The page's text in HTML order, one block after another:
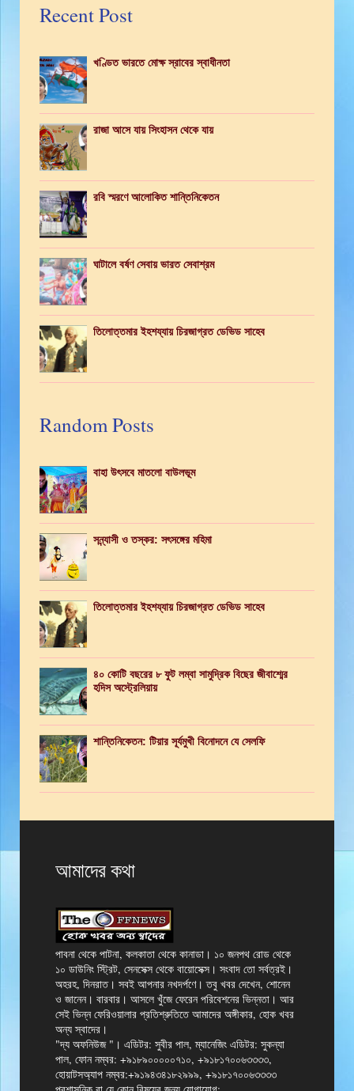
Recent Post
খণ্ডিত ভারতে মোক্ষ স্রাবের স্বাধীনতা
রাজা আসে যায় সিংহাসন থেকে যায়
রবি স্মরণে আলোকিত শান্তিনিকেতন
ঘাটালে বর্ষণ সেবায় ভারত সেবাশ্রম
তিলোত্তমার ইহশয্যায় চিরজাগ্রত ডেভিড সাহেব
Random Posts
বাহা উৎসবে মাতলো বাউলভূম
সন্ন্যাসী ও তস্কর: সৎসঙ্গের মহিমা
তিলোত্তমার ইহশয্যায় চিরজাগ্রত ডেভিড সাহেব
৪০ কোটি বছরের ৮ ফুট লম্বা সামুদ্রিক বিছের জীবাশ্মের
হদিস অস্ট্রেলিয়ায়
শান্তিনিকেতন: টিয়ার সূর্যমুখী বিনোদনে যে সেলফি
আমাদের কথা
পাবনা থেকে পাটনা, কলকাতা থেকে কানাডা। ১০ জনপথ রোড থেকে
১০ ডাউনিং স্ট্রিট, সেনসেক্স থেকে বায়োসেক্স। সংবাদ তো সর্বত্রই।
অহরহ, দিনরাত। সবই আপনার নখদর্পণে। তবু খবর দেখেন, শোনেন
ও জানেন। বারবার। আসলে খুঁজে ফেরেন পরিবেশনের ভিন্নতা। আর
সেই ভিন্ন ফেরিওয়ালার প্রতিশ্রুতিতে আমাদের অঙ্গীকার, হোক খবর
অন্য স্বাদের।
"দ্য অফনিউজ "। এডিটর: সুবীর পাল, ম্যানেজিং এডিটর: সুকন্যা
পাল, ফোন নম্বর: +৯১৮৯০০০০০৭১০, +৯১৮১৭০০৬৩৩৩৩,
হোয়াটসঅ্যাপ নম্বর:+৯১৯৪৩৪১৮২৯৯৯, +৯১৮১৭০০৬৩৩৩৩